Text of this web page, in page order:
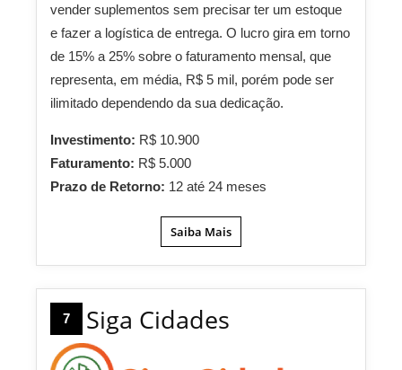
vender suplementos sem precisar ter um estoque
e fazer a logística de entrega. O lucro gira em torno
de 15% a 25% sobre o faturamento mensal, que
representa, em média, R$ 5 mil, porém pode ser
ilimitado dependendo da sua dedicação.
Investimento: R$ 10.900
Faturamento: R$ 5.000
Prazo de Retorno: 12 até 24 meses
Saiba Mais
7 Siga Cidades